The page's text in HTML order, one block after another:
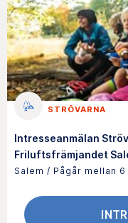
STRÖVARNA
Intresseanmälan
Friluftsfrämjandet
Salem / Pågår mellan